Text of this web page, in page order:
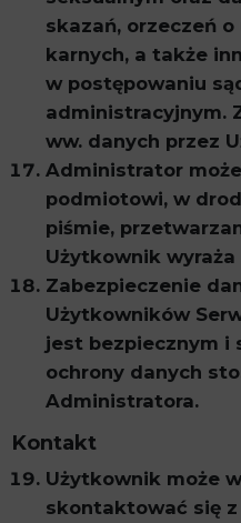
skazań, orzeczeń
karnych, a także
w postępowaniu
administracyjnym.
ww. danych przez
Administrator
podmiotowi, w
piśmie,
Użytkownik wyraża
Zabezpieczenie
Użytkowników
jest bezpiecznym i
ochrony danych
Administratora.
Kontakt
Użytkownik może
skontaktować się